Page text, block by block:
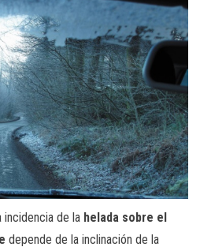
de la helada sobre el
depende de la inclinación de la